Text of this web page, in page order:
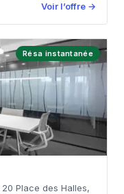
Voir l’offre →
Résa instantanée
20 Place des Halles,